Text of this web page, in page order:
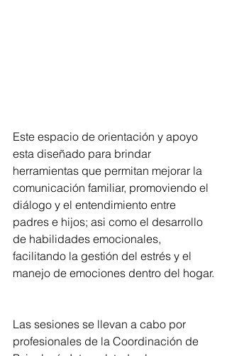
Este espacio de orientación y apoyo
esta diseñado para brindar
herramientas que permitan mejorar la
comunicación familiar, promoviendo el
diálogo y el entendimiento entre
padres e hijos; asi como el desarrollo
de habilidades emocionales,
facilitando la gestión del estrés y el
manejo de emociones dentro del hogar.
Las sesiones se llevan a cabo por
profesionales de la Coordinación de